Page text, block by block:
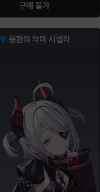
구매 불가
몽환의 악마 시셀라